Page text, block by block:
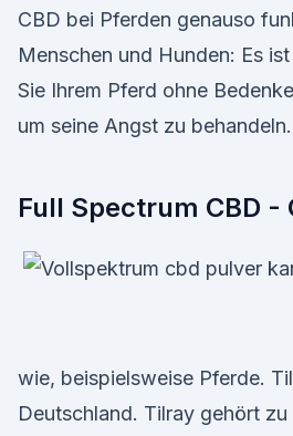
CBD bei Pferden genauso
Menschen und Hunden: Es
Sie Ihrem Pferd ohne
um seine Angst zu behandeln.
Full Spectrum CBD -
wie, beispielsweise Pferde.
Deutschland. Tilray gehört